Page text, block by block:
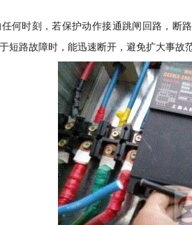
何时刻，若保护动作接通跳闸回路，断
短路故障时，能迅速断开，避免扩大事故范